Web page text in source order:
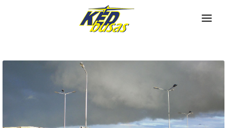
TVARKARAŠČIAI
Miesto maršrutai